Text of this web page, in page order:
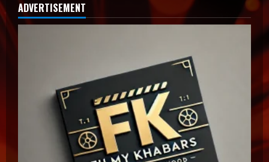
ADVERTISEMENT